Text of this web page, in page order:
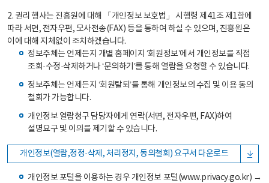
2. 권리 행사는 진흥원에 대해 「개인정보 보호법」 시행령 제41조 제1항에
따라 서면, 전자우편, 모사전송(FAX) 등을 통하여 하실 수 있으며, 진흥원은
이에 대해 지체없이 조치하겠습니다.
정보주체는 언제든지 개별 홈페이지 ‘회원정보’에서 개인정보를 직접
조회·수정·삭제하거나 ‘문의하기’를 통해 열람을 요청할 수 있습니다.
정보주체는 언제든지 ‘회원탈퇴’를 통해 개인정보의 수집 및 이용 동의
철회가 가능합니다.
개인정보 열람청구 담당자에게 연락(서면, 전자우편, FAX)하여
설명요구 및 이의를 제기할 수 있습니다.
개인정보(열람,정정·삭제, 처리정지, 동의철회) 요구서 다운로드
개인정보 포털을 이용하는 경우 개인정보 포털(www.privacy.go.kr) →